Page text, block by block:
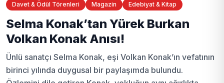
Davet & Ödül Törenleri Magazin Edebiyat & Kitap
Selma Konak’tan Yürek Burkan
Volkan Konak Anısı!
Ünlü sanatçı Selma Konak, eşi Volkan Konak’ın vefatının
birinci yılında duygusal bir paylaşımda bulundu.